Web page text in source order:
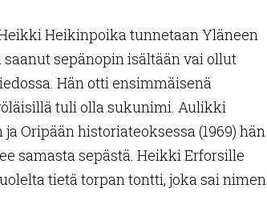
Heikinpoika tunnetaan Yläneen
sepänopin isältään vai ollut
Hän otti ensimmäisenä
tuli olla sukunimi. Aulikki
Oripään historiateoksessa (1969) hän
samasta sepästä. Heikki Erforsille
tietä torpan tontti, joka sai nimen